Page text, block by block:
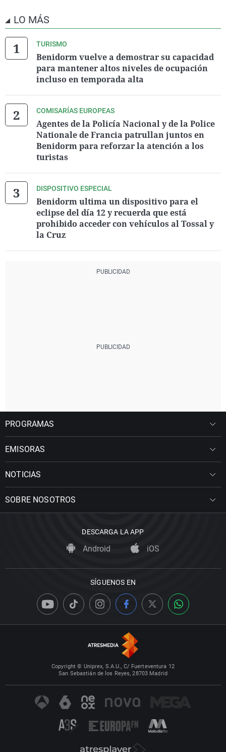
LO MÁS
TURISMO
Benidorm vuelve a demostrar su capacidad
para mantener altos niveles de ocupación
incluso en temporada alta
COMISARÍAS EUROPEAS
Agentes de la Policía Nacional y de la Police
Nationale de Francia patrullan juntos en
Benidorm para reforzar la atención a los
turistas
DISPOSITIVO ESPECIAL
Benidorm ultima un dispositivo para el
eclipse del día 12 y recuerda que está
prohibido acceder con vehículos al Tossal y
la Cruz
PROGRAMAS
EMISORAS
NOTICIAS
SOBRE NOSOTROS
DESCARGA LA APP
Android iOS
SÍGUENOS EN
Copyright © Uniprex, S.A.U., C/ Fuerteventura 12
San Sebastián de los Reyes, 28703 Madrid